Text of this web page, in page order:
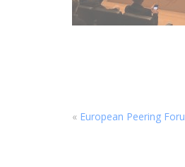
« European Peering